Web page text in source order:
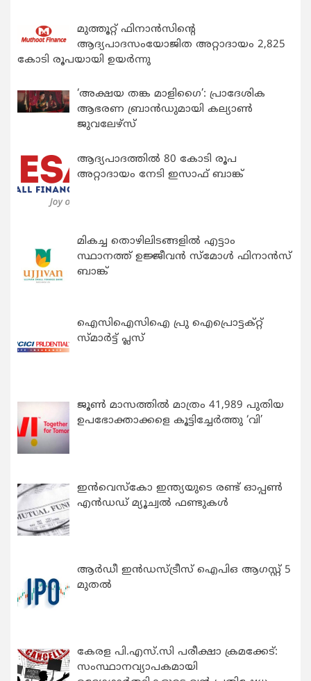
മുത്തൂറ്റ് ഫിനാൻസിന്റെ
ആദ്യപാദസംയോജിത അറ്റാദായം 2,825
കോടി രൂപയായി ഉയർന്നു
‘അക്ഷയ തങ്ക മാളിഗൈ’: പ്രാദേശിക
ആഭരണ ബ്രാന്‍ഡുമായി കല്യാണ്‍
ജുവലേഴ്‌സ്
ആദ്യപാദത്തിൽ 80 കോടി രൂപ
അറ്റാദായം നേടി ഇസാഫ് ബാങ്ക്
മികച്ച തൊഴിലിടങ്ങളിൽ എട്ടാം
സ്ഥാനത്ത് ഉജ്ജീവൻ സ്മോൾ ഫിനാൻസ്
ബാങ്ക്
ഐസിഐസിഐ പ്രു ഐപ്രൊട്ടക്റ്റ്
സ്മാർട്ട് പ്ലസ്
ജൂൺ മാസത്തിൽ മാത്രം 41,989 പുതിയ
ഉപഭോക്താക്കളെ കൂട്ടിച്ചേർത്തു ‘വി’
ഇന്‍വെസ്കോ ഇന്ത്യയുടെ രണ്ട് ഓപ്പണ്‍
എന്‍ഡഡ് മ്യൂച്വല്‍ ഫണ്ടുകള്‍
ആർഡീ ഇൻഡസ്ട്രീസ് ഐപിഒ ആഗസ്റ്റ് 5
മുതൽ
കേരള പി.എസ്.സി പരീക്ഷാ ക്രമക്കേട്:
സംസ്ഥാനവ്യാപകമായി